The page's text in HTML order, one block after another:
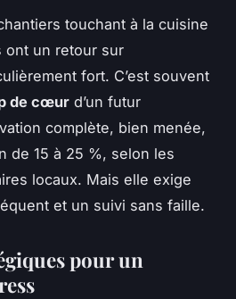
touchant à la cuisine
ont un retour sur
fort. C’est souvent
de cœur d’un futur
complète, bien menée,
de 15 à 25 %, selon les
locaux. Mais elle exige
et un suivi sans faille.
pour un